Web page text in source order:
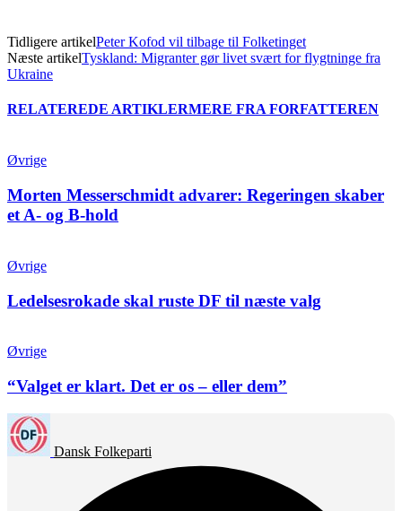
Tidligere artikelPeter Kofod vil tilbage til Folketinget
Næste artikelTyskland: Migranter gør livet svært for flygtninge fra
Ukraine
RELATEREDE ARTIKLERMERE FRA FORFATTEREN
Øvrige
Morten Messerschmidt advarer: Regeringen skaber
et A- og B-hold
Øvrige
Ledelsesrokade skal ruste DF til næste valg
Øvrige
“Valget er klart. Det er os – eller dem”
Dansk Folkeparti